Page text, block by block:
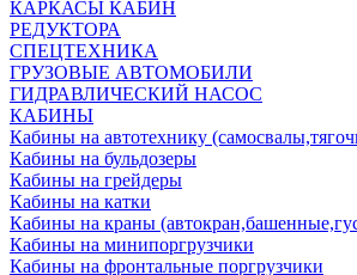
КАРКАСЫ КАБИН
РЕДУКТОРА
СПЕЦТЕХНИКА
ГРУЗОВЫЕ АВТОМОБИЛИ
ГИДРАВЛИЧЕСКИЙ НАСОС
КАБИНЫ
Кабины на автотехнику
Кабины на бульдозеры
Кабины на грейдеры
Кабины на катки
Кабины на краны
Кабины на минипоргрузчики
Кабины на фронтальные поргрузчики